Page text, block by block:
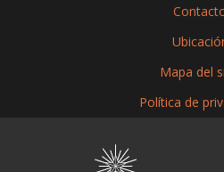
Mapa del
Política de